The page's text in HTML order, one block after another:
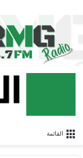
القائمة